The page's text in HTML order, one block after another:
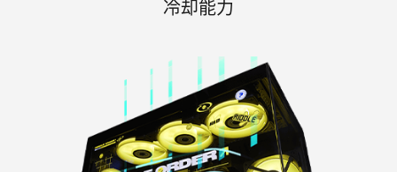
冷却能力